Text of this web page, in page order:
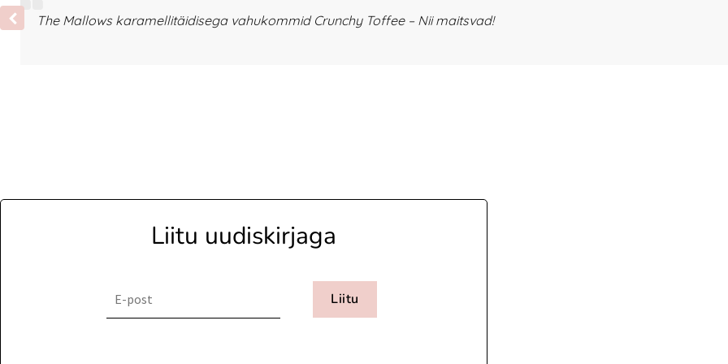
The Mallows karamellitäidisega vahukommid Crunchy Toffee – Nii maitsvad!
Liitu uudiskirjaga
Liitu